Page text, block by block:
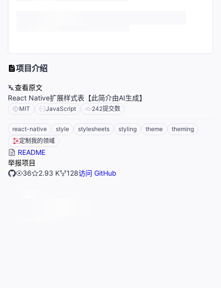
项目介绍
查看原文
React Native扩展样式表【此简介由AI生成】
MIT JavaScript 242提交数
react-native style stylesheets styling theme
theming
定制我的领域
README
举报项目
36
2.93 K 128访问 GitHub